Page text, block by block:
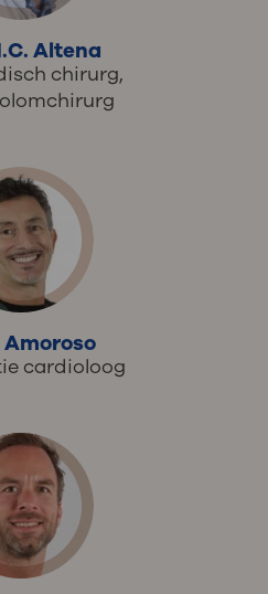
Altena
chirurg,
Amoroso
cardioloog